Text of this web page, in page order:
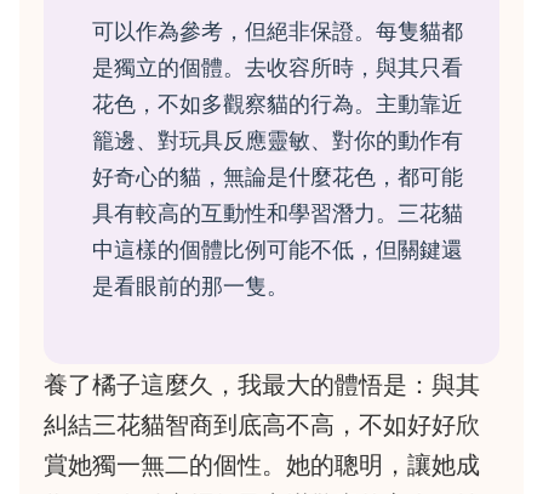
可以作為參考，但絕非保證。每隻貓都
是獨立的個體。去收容所時，與其只看
花色，不如多觀察貓的行為。主動靠近
籠邊、對玩具反應靈敏、對你的動作有
好奇心的貓，無論是什麼花色，都可能
具有較高的互動性和學習潛力。三花貓
中這樣的個體比例可能不低，但關鍵還
是看眼前的那一隻。
養了橘子這麼久，我最大的體悟是：與其
糾結三花貓智商到底高不高，不如好好欣
賞她獨一無二的個性。她的聰明，讓她成